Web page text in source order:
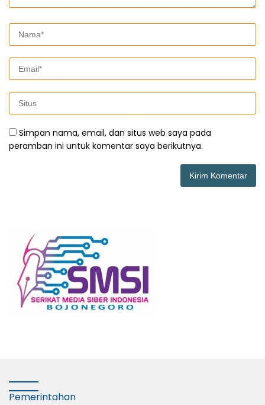
Simpan nama, email, dan situs web saya pada
peramban ini untuk komentar saya berikutnya.
Pemerintahan